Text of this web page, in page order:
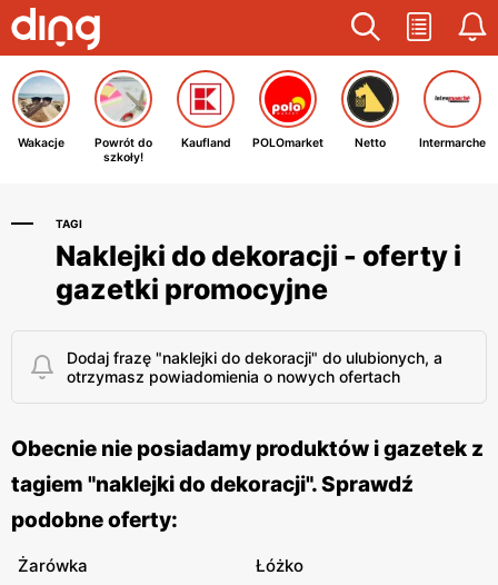
Wakacje
Powrót do
szkoły!
Kaufland POLOmarket Netto Intermarche
TAGI
Naklejki do dekoracji - oferty i
gazetki promocyjne
Dodaj frazę "naklejki do dekoracji" do ulubionych, a
otrzymasz powiadomienia o nowych ofertach
Obecnie nie posiadamy produktów i gazetek z
tagiem "naklejki do dekoracji". Sprawdź
podobne oferty:
Żarówka
Łóżko